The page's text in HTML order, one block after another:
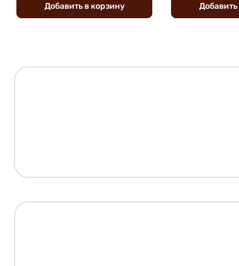
Добавить вкорзину Добавить